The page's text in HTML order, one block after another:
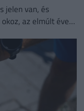
jelen van, és
az elmúlt évek